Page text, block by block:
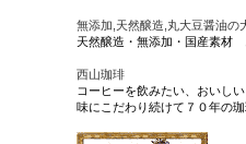
無添加,天然醸造,丸大豆醤油の
天然醸造・無添加・国産素材
西山珈琲
コーヒーを飲みたい、おいし
味にこだわり続けて７０年の